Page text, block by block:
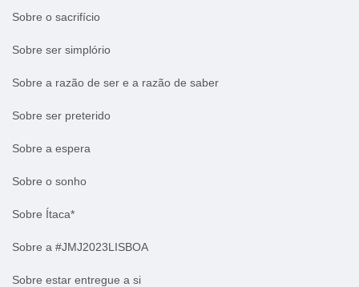
Sobre o sacrifício
Sobre ser simplório
Sobre a razão de ser e a razão de saber
Sobre ser preterido
Sobre a espera
Sobre o sonho
Sobre Ítaca*
Sobre a #JMJ2023LISBOA
Sobre estar entregue a si